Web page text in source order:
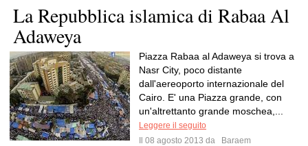
La Repubblica islamica di Rabaa Al
Adaweya
Piazza Rabaa al Adaweya si trova a
Nasr City, poco distante
dall'aereoporto internazionale del
Cairo. E' una Piazza grande, con
un'altrettanto grande moschea,...
Leggere il seguito
Il 08 agosto 2013 da
Baraem